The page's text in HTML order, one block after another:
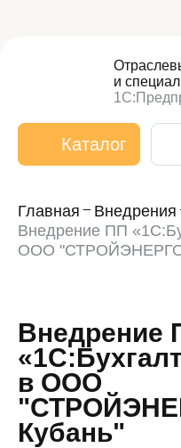
и
Каталог
Главная
Внедрения
Внедрение ПП
ООО
Внедрение
в ООО
Кубань"